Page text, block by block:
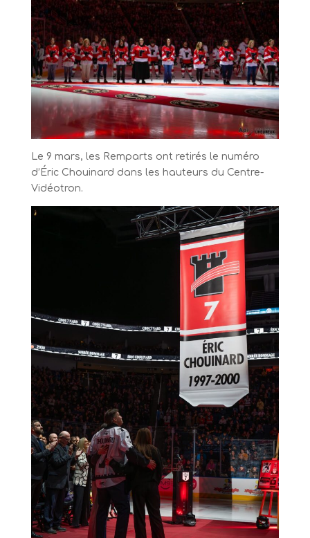
Le 9 mars, les Remparts ont retirés le numéro
d’Éric Chouinard dans les hauteurs du Centre-
Vidéotron.